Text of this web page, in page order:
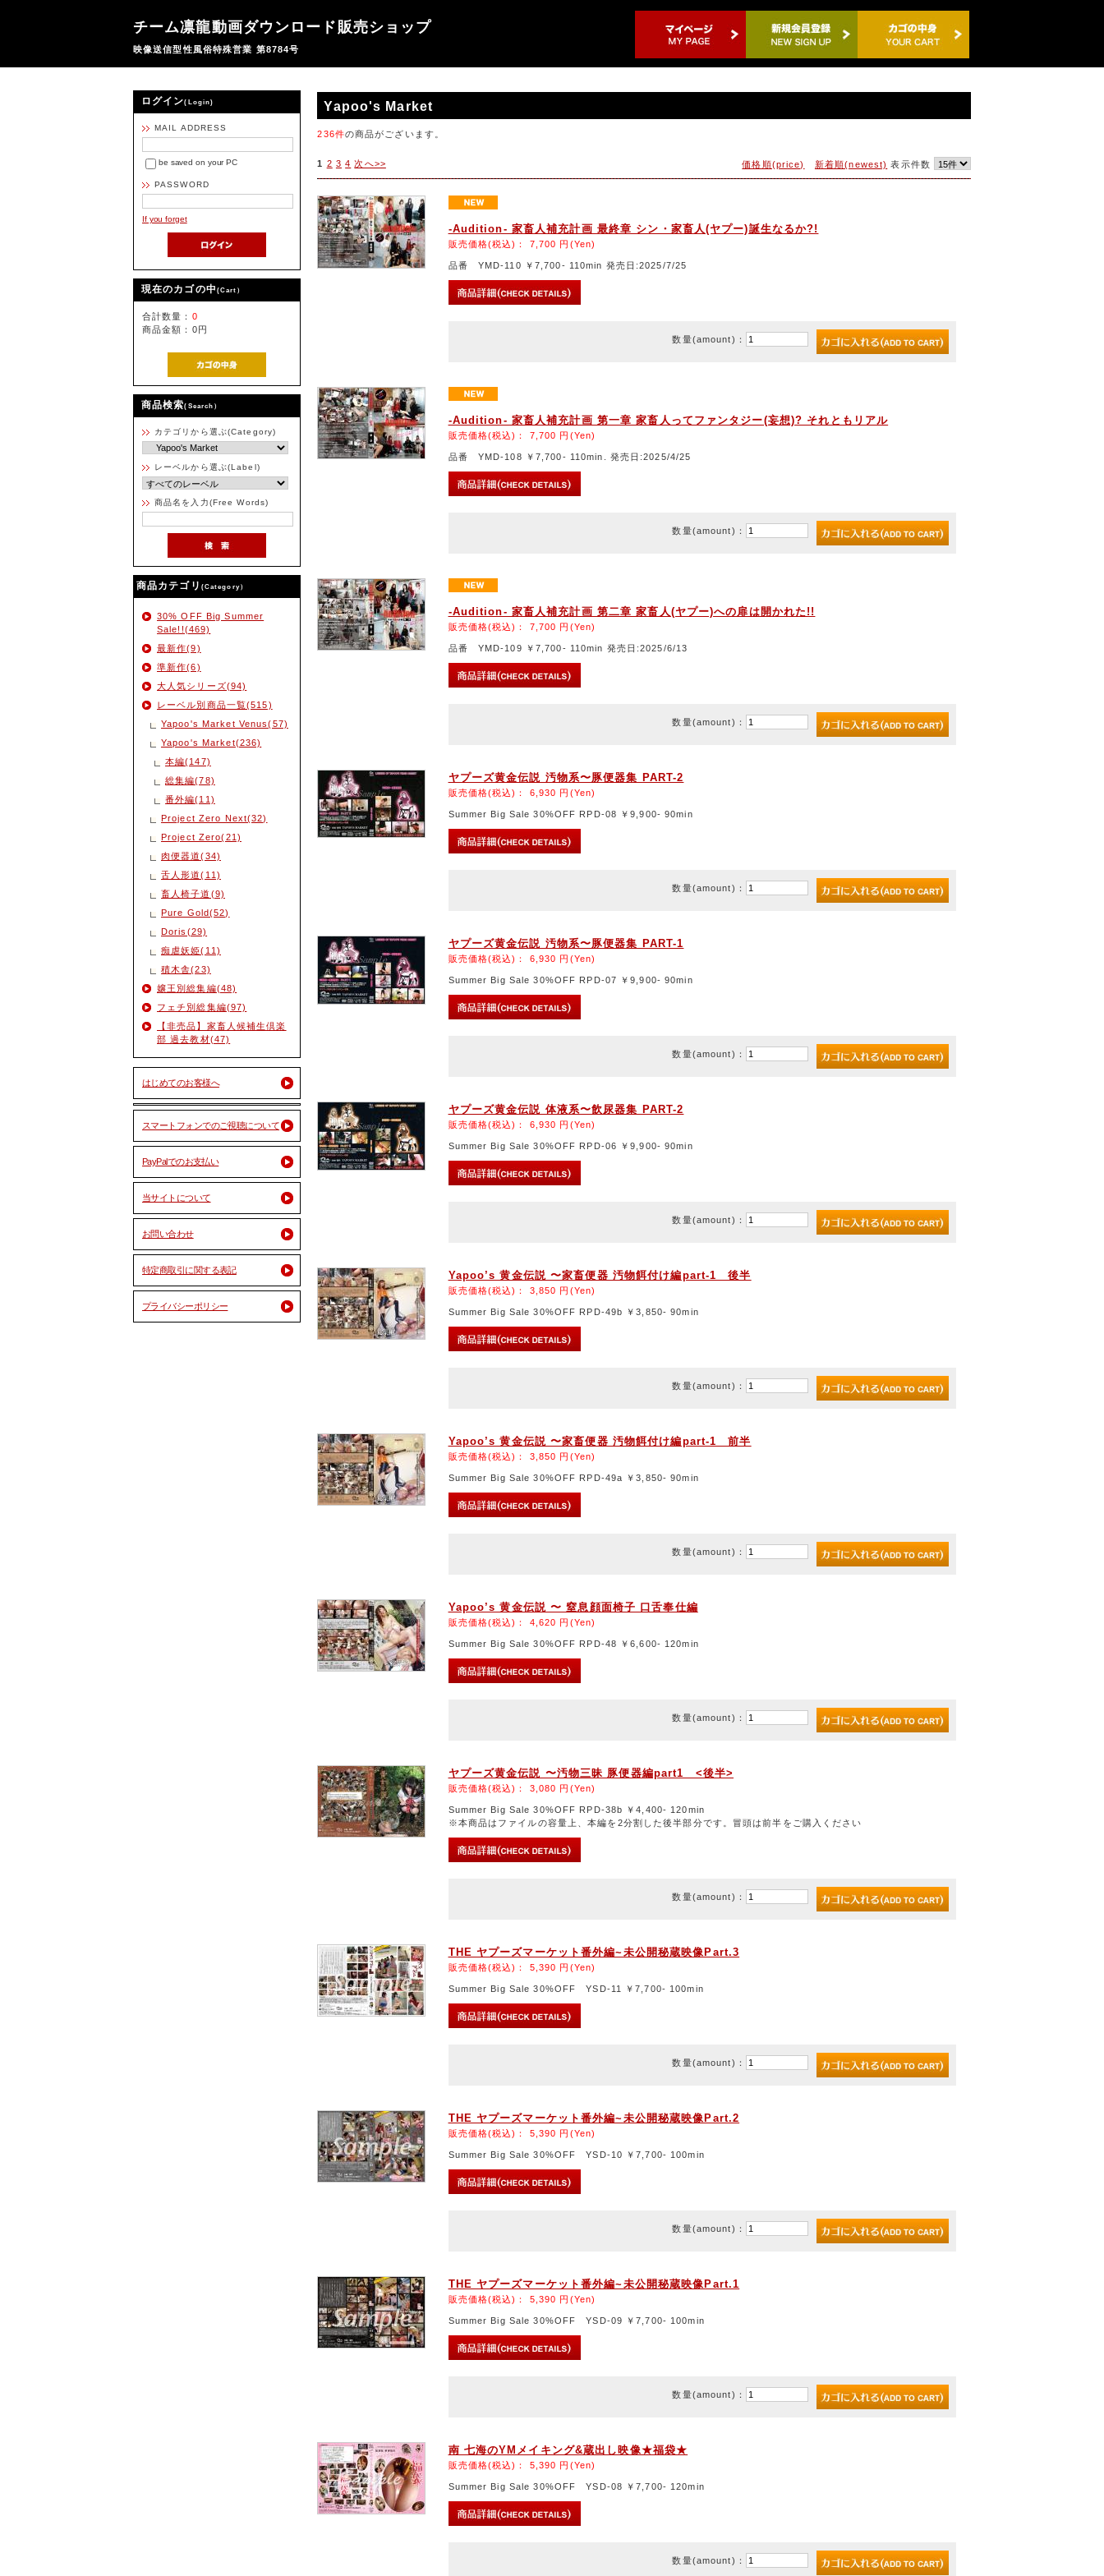
チーム凛龍動画ダウンロード販売ショップ
映像送信型性風俗特殊営業 第8784号
ログイン(Login)
MAIL ADDRESS
be saved on your PC
PASSWORD
If you forget
現在のカゴの中 (Cart）
合計数量： 0
商品金額： 0円
商品検索(Search）
カテゴリから選ぶ(Category)
レーベルから選ぶ(Label)
商品名を入力(Free Words)
商品カテゴリ (Category）
30% OFF Big Summer
Sale!!(469)
最新作(9)
準新作(6)
大人気シリーズ(94)
レーベル別商品一覧(515)
Yapoo's Market Venus(57)
Yapoo's Market(236)
本編(147)
総集編(78)
番外編(11)
Project Zero Next(32)
Project Zero(21)
肉便器道(34)
舌人形道(11)
畜人椅子道(9)
Pure Gold(52)
Doris(29)
痴虐妖姫(11)
積木舎(23)
嬢王別総集編(48)
フェチ別総集編(97)
【非売品】家畜人候補生倶楽
部 過去教材(47)
はじめてのお客様へ
スマートフォンでのご視聴について
PayPalでのお支払い
当サイトについて
お問い合わせ
特定商取引に関する表記
プライバシーポリシー
Yapoo's Market
236件の商品がございます。
価格順(price) 新着順(newest) 表示件数
1 2 3 4 次へ>>
-Audition- 家畜人補充計画 最終章 シン・家畜人(ヤプー)誕生なるか?!
販売価格(税込)： 7,700 円(Yen)
品番 YMD-110 ￥7,700- 110min 発売日:2025/7/25
数量(amount)：
-Audition- 家畜人補充計画 第一章 家畜人ってファンタジー(妄想)? それともリアル
販売価格(税込)： 7,700 円(Yen)
品番 YMD-108 ￥7,700- 110min. 発売日:2025/4/25
数量(amount)：
-Audition- 家畜人補充計画 第二章 家畜人(ヤプー)への扉は開かれた!!
販売価格(税込)： 7,700 円(Yen)
品番 YMD-109 ￥7,700- 110min 発売日:2025/6/13
数量(amount)：
ヤプーズ黄金伝説 汚物系〜豚便器集 PART-2
販売価格(税込)： 6,930 円(Yen)
Summer Big Sale 30%OFF RPD-08 ￥9,900- 90min
数量(amount)：
ヤプーズ黄金伝説 汚物系〜豚便器集 PART-1
販売価格(税込)： 6,930 円(Yen)
Summer Big Sale 30%OFF RPD-07 ￥9,900- 90min
数量(amount)：
ヤプーズ黄金伝説 体液系〜飲尿器集 PART-2
販売価格(税込)： 6,930 円(Yen)
Summer Big Sale 30%OFF RPD-06 ￥9,900- 90min
数量(amount)：
Yapoo’s 黄金伝説 〜家畜便器 汚物餌付け編part-1 後半
販売価格(税込)： 3,850 円(Yen)
Summer Big Sale 30%OFF RPD-49b ￥3,850- 90min
数量(amount)：
Yapoo’s 黄金伝説 〜家畜便器 汚物餌付け編part-1 前半
販売価格(税込)： 3,850 円(Yen)
Summer Big Sale 30%OFF RPD-49a ￥3,850- 90min
数量(amount)：
Yapoo’s 黄金伝説 〜 窒息顔面椅子 口舌奉仕編
販売価格(税込)： 4,620 円(Yen)
Summer Big Sale 30%OFF RPD-48 ￥6,600- 120min
数量(amount)：
ヤプーズ黄金伝説 〜汚物三昧 豚便器編part1 <後半>
販売価格(税込)： 3,080 円(Yen)
Summer Big Sale 30%OFF RPD-38b ￥4,400- 120min
※本商品はファイルの容量上、本編を2分割した後半部分です。冒頭は前半をご購入ください
数量(amount)：
THE ヤプーズマーケット番外編~未公開秘蔵映像Part.3
販売価格(税込)： 5,390 円(Yen)
Summer Big Sale 30%OFF YSD-11 ￥7,700- 100min
数量(amount)：
THE ヤプーズマーケット番外編~未公開秘蔵映像Part.2
販売価格(税込)： 5,390 円(Yen)
Summer Big Sale 30%OFF YSD-10 ￥7,700- 100min
数量(amount)：
THE ヤプーズマーケット番外編~未公開秘蔵映像Part.1
販売価格(税込)： 5,390 円(Yen)
Summer Big Sale 30%OFF YSD-09 ￥7,700- 100min
数量(amount)：
南 七海のYMメイキング&蔵出し映像★福袋★
販売価格(税込)： 5,390 円(Yen)
Summer Big Sale 30%OFF YSD-08 ￥7,700- 120min
数量(amount)：